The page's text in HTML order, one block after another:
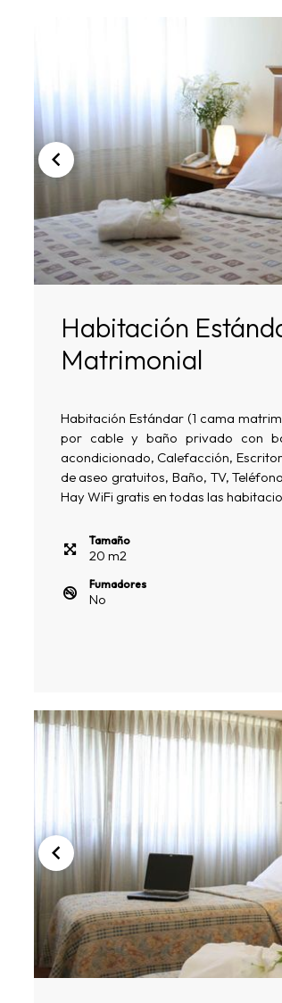
Habitación
Matrimonial
Habitación Estándar (1 cama
por cable y baño privado con
acondicionado, Calefacción,
de aseo gratuitos, Baño, TV,
Hay WiFi gratis en todas las
Tamaño
20m2
Fumadores
No